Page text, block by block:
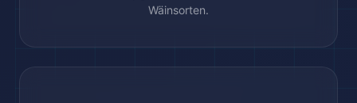
Wäinsorten.